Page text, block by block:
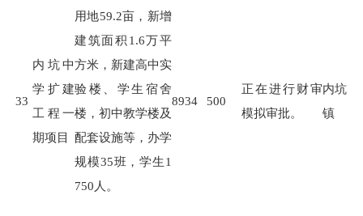
33
内坑中
学扩建
工程一
期项目
用地59.2亩，新增
建筑面积 1.6万平
方米，新建高中实
验楼、学生宿舍
楼，初中教学楼及
配套设施等，办学
规模35班，学生1
750 人。
8934 500
正在进行财审
模拟审批。
内坑
镇